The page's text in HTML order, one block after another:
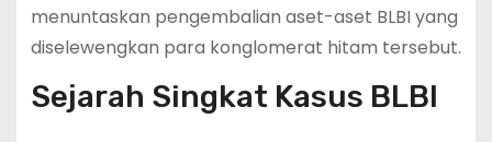
menuntaskan pengembalian aset-aset BLBI yang
diselewengkan para konglomerat hitam tersebut.
Sejarah Singkat Kasus BLBI